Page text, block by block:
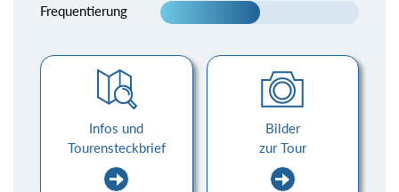
Frequentierung
Infos und
Tourensteckbrief
Bilder
zur Tour